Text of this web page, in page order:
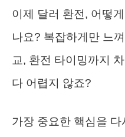
이제 달러 환전, 어떻
나요? 복잡하게만 느
교, 환전 타이밍까지
다 어렵지 않죠?
가장 중요한 핵심을